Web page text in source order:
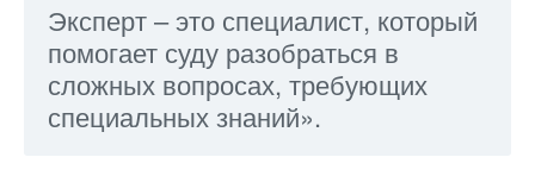
Эксперт – это специалист, который
помогает суду разобраться в
сложных вопросах, требующих
специальных знаний».